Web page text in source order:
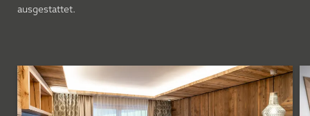
ausgestattet.